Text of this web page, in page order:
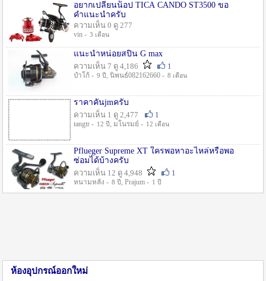
อยากเปลี่ยนน็อป TICA CANDO ST3500 ขอ
คำแนะนำครับ
ความเห็น 0 ดู 277
vin - 3 เดือน
แนะนำหน่อยสปิน G max
ความเห็น 7 ดู 4,186
1
ป๋าโก้ - 9 ปี , นิพนธ์082162660 - 8 เดือน
ราคาคันjmครับ
ความเห็น 1 ดู 2,477
1
tangtr - 12 ปี , มโนรมย์ - 12 เดือน
Pflueger Supreme XT ใครพอหาอะไหล่หรือพอ
ซ่อมได้บ้างครับ
ความเห็น 12 ดู 4,948
1
หนามหลัง - 8 ปี , Prajum - 1 ปี
ห้องอุปกรณ์ออกใหม่